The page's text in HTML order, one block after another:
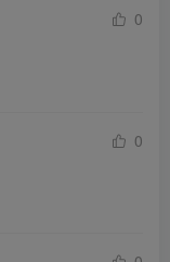
0
0